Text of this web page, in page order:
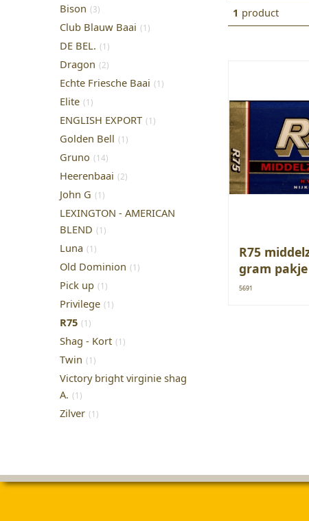
Bison (3)
Club Blauw Baai (1)
DE BEL. (1)
Dragon (2)
Echte Friesche Baai (1)
Elite (1)
ENGLISH EXPORT (1)
Golden Bell (1)
Gruno (14)
Heerenbaai (2)
John G (1)
LEXINGTON - AMERICAN
BLEND (1)
Luna (1)
Old Dominion (1)
Pick up (1)
Privilege (1)
R75 (1)
Shag - Kort (1)
Twin (1)
Victory bright virginie shag
A. (1)
Zilver (1)
1 product
R75
gram
5691